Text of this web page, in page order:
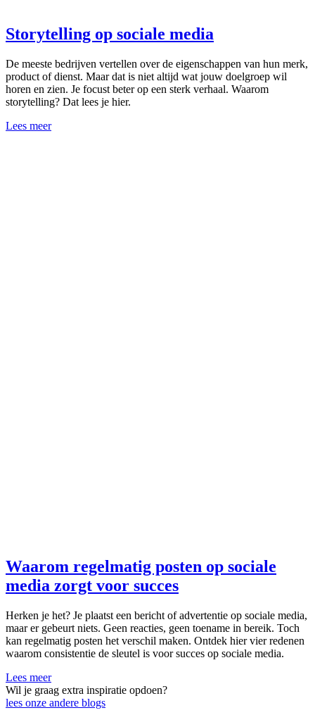
Storytelling op sociale media
De meeste bedrijven vertellen over de eigenschappen van hun merk,
product of dienst. Maar dat is niet altijd wat jouw doelgroep wil
horen en zien. Je focust beter op een sterk verhaal. Waarom
storytelling? Dat lees je hier.
Lees meer
Waarom regelmatig posten op sociale
media zorgt voor succes
Herken je het? Je plaatst een bericht of advertentie op sociale media,
maar er gebeurt niets. Geen reacties, geen toename in bereik. Toch
kan regelmatig posten het verschil maken. Ontdek hier vier redenen
waarom consistentie de sleutel is voor succes op sociale media.
Lees meer
Wil je graag extra inspiratie opdoen?
lees onze andere blogs